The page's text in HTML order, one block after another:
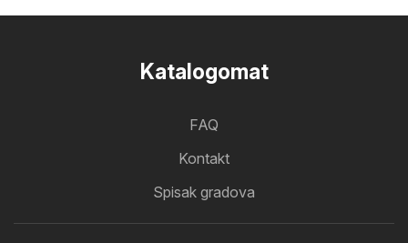
Katalogomat
FAQ
Kontakt
Spisak gradova